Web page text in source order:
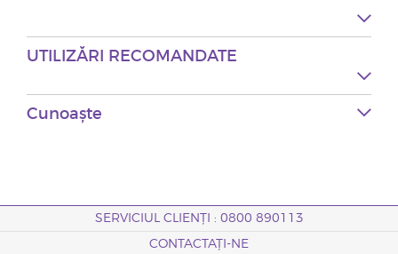
UTILIZĂRI RECOMANDATE
Cunoaște
SERVICIUL CLIENȚI : 0800 890113
CONTACTAȚI-NE